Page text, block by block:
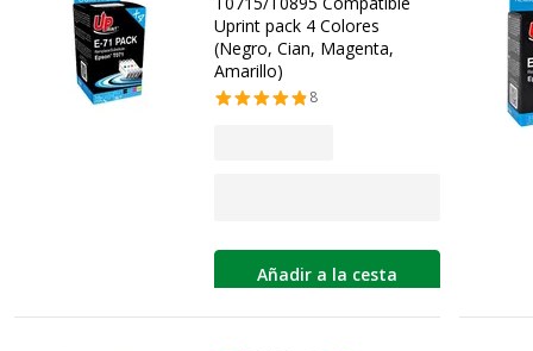
Uprint pack 4 Colores
(Negro, Cian, Magenta,
Amarillo)
8
Añadir a la cesta